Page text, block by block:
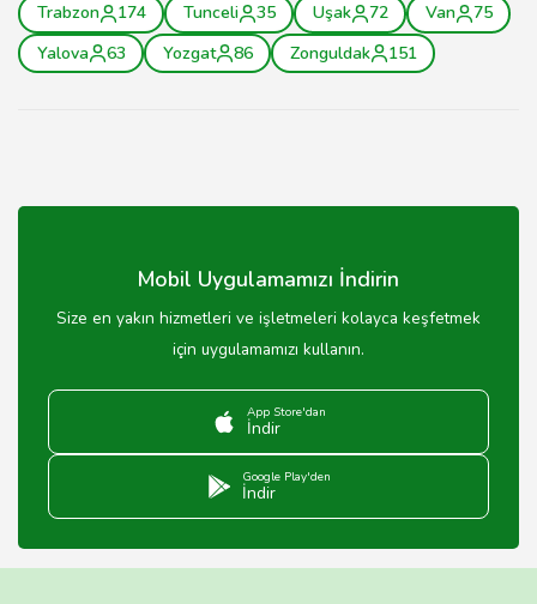
Trabzon
174 Tunceli 35 Uşak 72 Van
75
Yalova
63 Yozgat 86 Zonguldak 151
Mobil Uygulamamızı İndirin
Size en yakın hizmetleri ve işletmeleri kolayca keşfetmek
için uygulamamızı kullanın.
App Store'dan
İndir
Google Play'den
İndir